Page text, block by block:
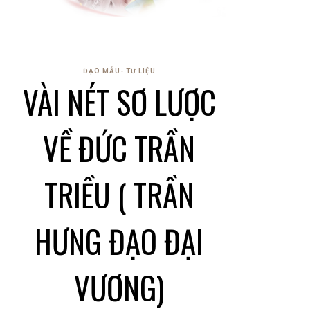
ĐẠO MẪU- TƯ LIỆU
VÀI NÉT SƠ LƯỢC
VỀ ĐỨC TRẦN
TRIỀU ( TRẦN
HƯNG ĐẠO ĐẠI
VƯƠNG)